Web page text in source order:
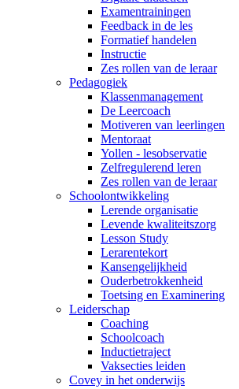
Examentrainingen
Feedback in de les
Formatief handelen
Instructie
Zes rollen van de leraar
Pedagogiek
Klassenmanagement
De Leercoach
Motiveren van leerlingen
Mentoraat
Yollen - lesobservatie
Zelfregulerend leren
Zes rollen van de leraar
Schoolontwikkeling
Lerende organisatie
Levende kwaliteitszorg
Lesson Study
Lerarentekort
Kansengelijkheid
Ouderbetrokkenheid
Toetsing en Examinering
Leiderschap
Coaching
Schoolcoach
Inductietraject
Vaksecties leiden
Covey in het onderwijs